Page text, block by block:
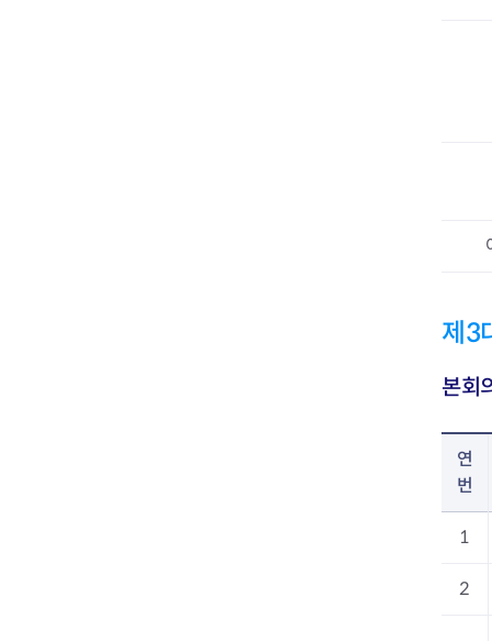
제3
본회
연
번
1
2